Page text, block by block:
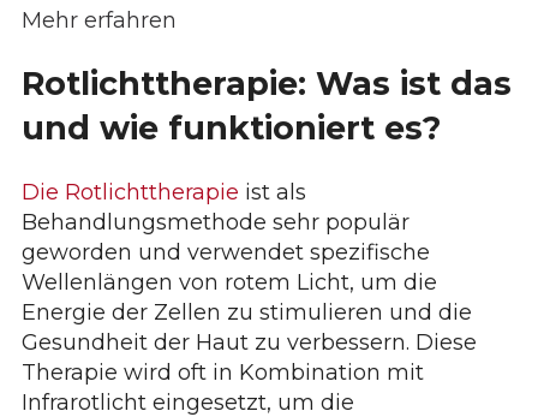
Mehr erfahren
Rotlichttherapie: Was ist das
und wie funktioniert es?
Die Rotlichttherapie ist als
Behandlungsmethode sehr populär
geworden und verwendet spezifische
Wellenlängen von rotem Licht, um die
Energie der Zellen zu stimulieren und die
Gesundheit der Haut zu verbessern. Diese
Therapie wird oft in Kombination mit
Infrarotlicht eingesetzt, um die